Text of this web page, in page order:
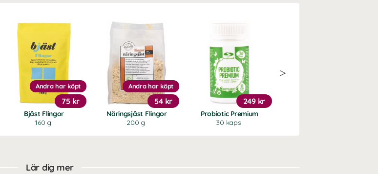
Bjäst Flingor
160 g
Andra har köpt
75 kr
Näringsjäst Flingor
200 g
Andra har köpt
54 kr
Probiotic Premium
30 kaps
249 kr
Lär dig mer